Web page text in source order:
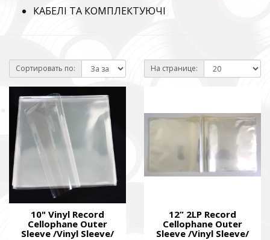
КАБЕЛІ ТА КОМПЛЕКТУЮЧІ
Сортировать по: На странице:
10" Vinyl Record
Cellophane Outer
Sleeve /Vinyl Sleeve/
12” 2LP Record
Cellophane Outer
Sleeve /Vinyl Sleeve/